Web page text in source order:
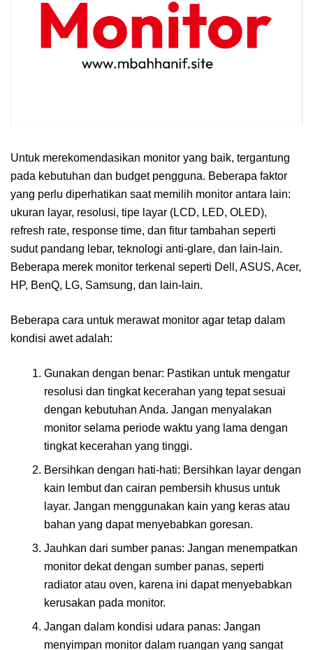
Untuk merekomendasikan monitor yang baik, tergantung
pada kebutuhan dan budget pengguna. Beberapa faktor
yang perlu diperhatikan saat memilih monitor antara lain:
ukuran layar, resolusi, tipe layar (LCD, LED, OLED),
refresh rate, response time, dan fitur tambahan seperti
sudut pandang lebar, teknologi anti-glare, dan lain-lain.
Beberapa merek monitor terkenal seperti Dell, ASUS, Acer,
HP, BenQ, LG, Samsung, dan lain-lain.
Beberapa cara untuk merawat monitor agar tetap dalam
kondisi awet adalah:
Gunakan dengan benar: Pastikan untuk mengatur
resolusi dan tingkat kecerahan yang tepat sesuai
dengan kebutuhan Anda. Jangan menyalakan
monitor selama periode waktu yang lama dengan
tingkat kecerahan yang tinggi.
Bersihkan dengan hati-hati: Bersihkan layar dengan
kain lembut dan cairan pembersih khusus untuk
layar. Jangan menggunakan kain yang keras atau
bahan yang dapat menyebabkan goresan.
Jauhkan dari sumber panas: Jangan menempatkan
monitor dekat dengan sumber panas, seperti
radiator atau oven, karena ini dapat menyebabkan
kerusakan pada monitor.
Jangan dalam kondisi udara panas: Jangan
menyimpan monitor dalam ruangan yang sangat